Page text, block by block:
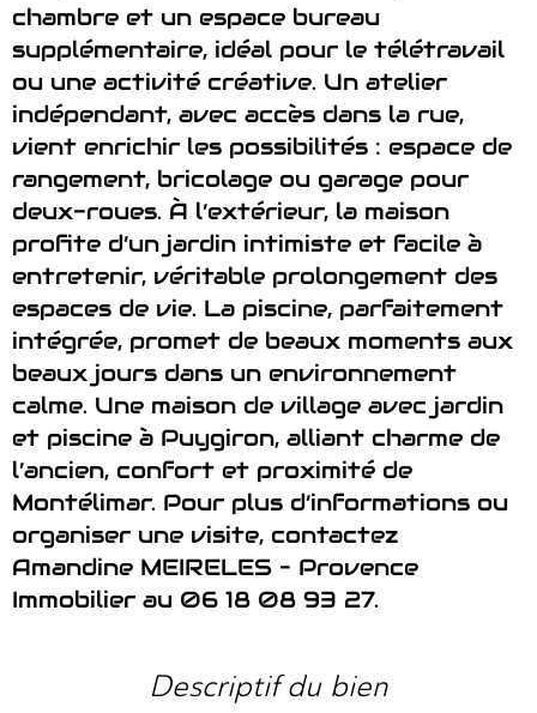
chambre et un espace bureau
supplémentaire, idéal pour le télétravail
ou une activité créative. Un atelier
indépendant, avec accès dans la rue,
vient enrichir les possibilités : espace de
rangement, bricolage ou garage pour
deux-roues. À l’extérieur, la maison
profite d’un jardin intimiste et facile à
entretenir, véritable prolongement des
espaces de vie. La piscine, parfaitement
intégrée, promet de beaux moments aux
beaux jours dans un environnement
calme. Une maison de village avec jardin
et piscine à Puygiron, alliant charme de
l’ancien, confort et proximité de
Montélimar. Pour plus d’informations ou
organiser une visite, contactez
Amandine MEIRELES – Provence
Immobilier au 06 18 08 93 27.
descriptif du bien